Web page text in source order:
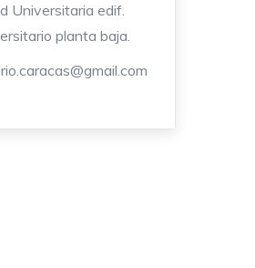
Universitaria edif.
planta baja.